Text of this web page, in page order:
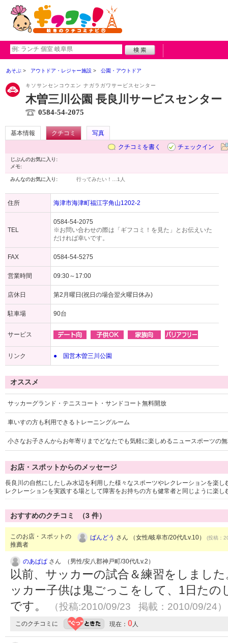
あそぶ アウトドア・レジャー施設 公園・アウトドア
キソサンセンコウエン ナガラガワサービスセンター
木曽三川公園 長良川サービスセンター
0584-54-2075
基本情報 クチコミ
写真
クチコミを書く
チェックイン
じぶんのお気に入り:
メモ:
みんなのお気に入り: 行ってみたい！… 1人
住所 海津市海津町福江字角山1202-2
TEL
0584-54-2075
※お問い合わせの際は「ギフコミ！を見た」とお伝えいた
だければ幸いです。
FAX 0584-54-5275
営業時間 09:30～17:00
店休日 第2月曜日(祝日の場合翌火曜日休み)
駐車場 90台
サービス
リンク ● 国営木曽三川公園
オススメ
サッカーグランド・テニスコート・サンドコート無料開放
車いすの方も利用できるトレーニングルーム
小さなお子さんからお年寄りまでどなたでも気軽に楽しめるニュースポーツの
お店・スポットからのメッセージ
長良川の自然にしたしみ水辺を利用した様々なスポーツやレクレーションを楽
レクレーションを実践する場として障害をお持ちの方も健常者と同じように楽
おすすめのクチコミ （3 件）
このお店・スポットの
推薦者
ばんどう さん （女性/岐阜市/20代/Lv.10） (投稿：
のあぱぱ さん （男性/安八郡神戸町/30代/Lv.2）
以前、サッカーの試合＆練習をしまし
ッカー子供は鬼ごっこをして、1日た
です。
（投稿:2010/09/23 掲載：2010/09/24）
このクチコミに 現在： 0人